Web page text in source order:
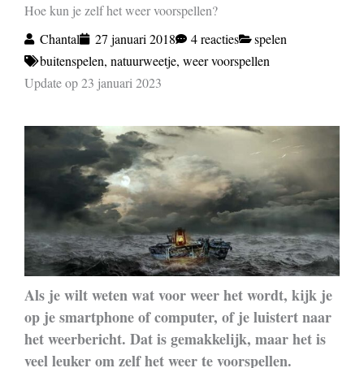
Hoe kun je zelf het weer voorspellen?
Chantal
27 januari 2018 4 reacties
spelen
buitenspelen, natuurweetje, weer voorspellen
Update op 23 januari 2023
Als je wilt weten wat voor weer het wordt, kijk je
op je smartphone of computer, of je luistert naar
het weerbericht. Dat is gemakkelijk, maar het is
veel leuker om zelf het weer te voorspellen.